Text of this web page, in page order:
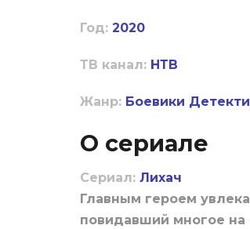
Год: 2020
ТВ канал: НТВ
Жанр: Боевики
О сериале
Сериал: Лихач
Главным героем
повидавший многое